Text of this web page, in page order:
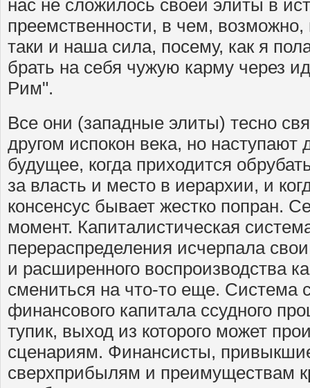
нас не сложилось своей элиты в
преемственности, в чем, возможно,
таки и наша сила, посему, как я
брать на себя чужую карму через
Рим".
Все они (западные элиты) тесно
другом испокон века, но наступают
будущее, когда приходится
за власть и место в иерархии, и
консенсус бывает жестко попран.
момент. Капиталистическая
перераспределения исчерпала
и расширенного воспроизводства
смениться на что-то еще. Система
финансового капитала ссудного
тупик, выход из которого может
сценариям. Финансисты,
сверхприбылям и преимуществам